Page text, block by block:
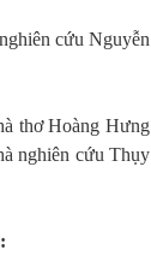
cứu Nguyễn
thơ Hoàng Hưng
nghiên cứu Thụy